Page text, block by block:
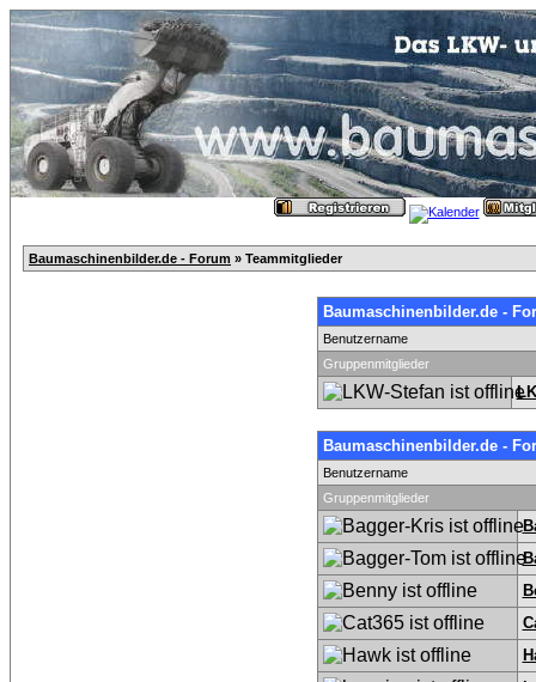
Baumaschinenbilder.de - Forum » Teammitglieder
Baumaschinenbilder.de -
Benutzername
Gruppenmitglieder
Baumaschinenbilder.de -
Benutzername
Gruppenmitglieder